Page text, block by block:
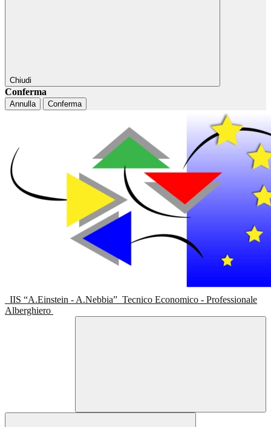
Chiudi
Conferma
Annulla Conferma
IIS “A.Einstein - A.Nebbia” Tecnico Economico - Professionale
Alberghiero